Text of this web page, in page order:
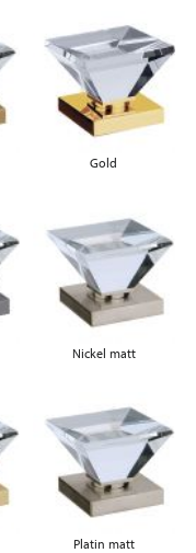
Gold
Nickel matt
Platin matt